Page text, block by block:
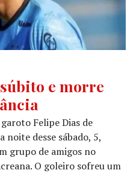
e morre
Felipe Dias de
desse sábado, 5,
grupo de amigos no
O goleiro sofreu um